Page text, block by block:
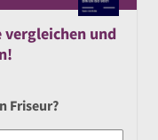
vergleichen und
Friseur?